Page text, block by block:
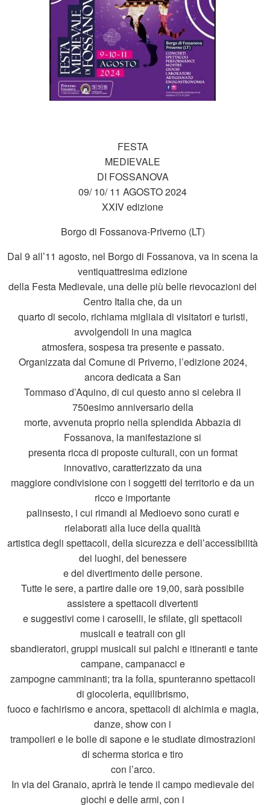
FESTA
MEDIEVALE
DI FOSSANOVA
09/ 10/ 11 AGOSTO 2024
XXIV edizione
Borgo di Fossanova-Priverno (LT)
Dal 9 all’11 agosto, nel Borgo di Fossanova, va in scena la
ventiquattresima edizione
della Festa Medievale, una delle più belle rievocazioni del
Centro Italia che, da un
quarto di secolo, richiama migliaia di visitatori e turisti,
avvolgendoli in una magica
atmosfera, sospesa tra presente e passato.
Organizzata dal Comune di Priverno, l’edizione 2024,
ancora dedicata a San
Tommaso d’Aquino, di cui questo anno si celebra il
750esimo anniversario della
morte, avvenuta proprio nella splendida Abbazia di
Fossanova, la manifestazione si
presenta ricca di proposte culturali, con un format
innovativo, caratterizzato da una
maggiore condivisione con i soggetti del territorio e da un
ricco e importante
palinsesto, i cui rimandi al Medioevo sono curati e
rielaborati alla luce della qualità
artistica degli spettacoli, della sicurezza e dell’accessibilità
dei luoghi, del benessere
e del divertimento delle persone.
Tutte le sere, a partire dalle ore 19,00, sarà possibile
assistere a spettacoli divertenti
e suggestivi come i caroselli, le sfilate, gli spettacoli
musicali e teatrali con gli
sbandieratori, gruppi musicali sui palchi e itineranti e tante
campane, campanacci e
zampogne camminanti; tra la folla, spunteranno spettacoli
di giocoleria, equilibrismo,
fuoco e fachirismo e ancora, spettacoli di alchimia e magia,
danze, show con i
trampolieri e le bolle di sapone e le studiate dimostrazioni
di scherma storica e tiro
con l’arco.
In via del Granaio, aprirà le tende il campo medievale dei
giochi e delle armi, con i